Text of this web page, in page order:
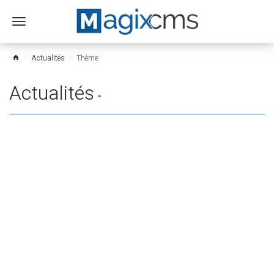
Ouvrir
menu
home Actualités Thème:
Actualités -